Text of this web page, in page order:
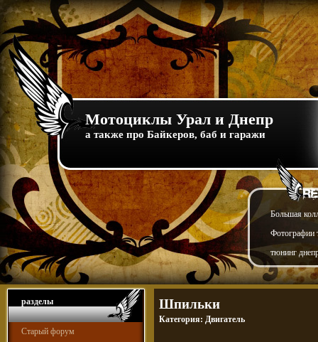
Мотоциклы Урал и Днепр
а также про Байкеров, баб и гаражи
Большая
Фотографии
тюнинг
разделы
Старый форум
Шпильки
Категория: Двигатель